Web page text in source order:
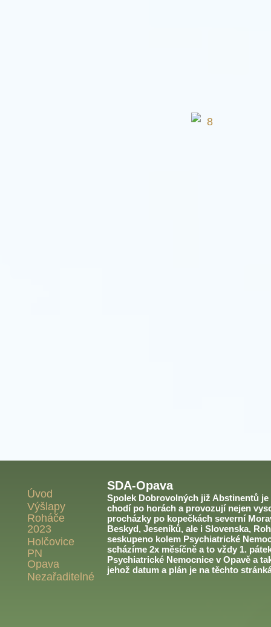
Úvod
Výšlapy
Roháče
2023
Holčovice
PN
Opava
Nezařaditelné
SDA-Opava
Spolek Dobrovolných již Abstinentů
chodí po horách a provozují nejen
procházky po kopečkách severní
Beskyd, Jeseníků, ale i Slovenska,
seskupeno kolem Psychiatrické
scházíme 2x měsíčně a to vždy 1.
Psychiatrické Nemocnice v Opavě a
jehož datum a plán je na těchto